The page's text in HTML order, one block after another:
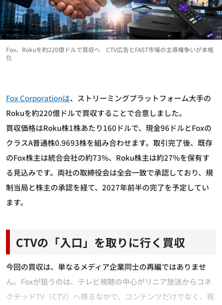
Fox、Rokuを約220億ドルで買収へ CTV広告とFAST市場の主導権争いが本格
化
Fox Corporationは、ストリーミングプラットフォーム大手の
Rokuを約220億ドルで買収することで合意しました。
買収価格はRoku株1株あたり160ドルで、現金96ドルとFoxの
クラスA普通株0.9693株を組み合わせます。取引完了後、既存
のFox株主は統合会社の約73%、Roku株主は約27%を保有す
る見込みです。両社の取締役会は全会一致で承認しており、規
制当局と株主の承認を経て、2027年前半の完了を予定してい
ます。
CTVの「入口」を取りに行く買収
今回の買収は、単なるメディア企業同士の再編ではありませ
ん。Foxが狙うのは、テレビ視聴の中心がリニア放送からコネ
クテッドTV（CTV）へ移るなかで、コンテンツだけでなく、視